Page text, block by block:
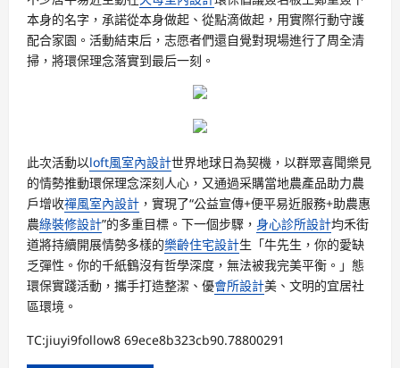
本身的名字，承諾從本身做起、從點滴做起，用實際行動守護
配合家園。活動結束后，志愿者們還自覺對現場進行了周全清
掃，將環保理念落實到最后一刻。
此次活動以loft風室內設計世界地球日為契機，以群眾喜聞樂見
的情勢推動環保理念深刻人心，又通過采購當地農產品助力農
戶增收禪風室內設計 ，實現了“公益宣傳+便平易近服務+助農惠
農綠裝修設計”的多重目標。下一個步驟， 身心診所設計均禾街
道將持續開展情勢多樣的樂齡住宅設計生「牛先生，你的愛缺
乏彈性。你的千紙鶴沒有哲學深度，無法被我完美平衡。」態
環保實踐活動，攜手打造整潔、優會所設計美、文明的宜居社
區環境。
TC:jiuyi9follow8 69ece8b323cb90.78800291